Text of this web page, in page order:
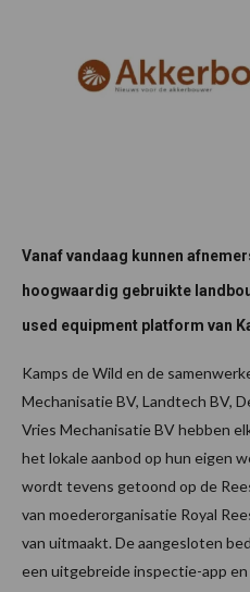
Vanaf vandaag kunnen
hoogwaardig gebruikte
used equipment platform van
Kamps de Wild en de
Mechanisatie BV, Landtech BV,
Vries Mechanisatie BV hebben
het lokale aanbod op hun eigen
wordt tevens getoond op de
van moederorganisatie Royal
van uitmaakt. De aangesloten
een uitgebreide inspectie-app